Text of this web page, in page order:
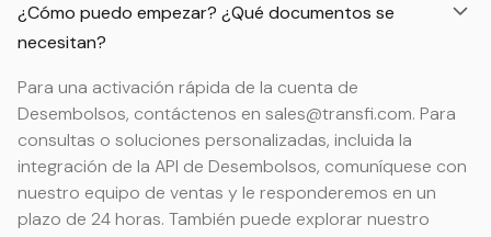
¿Cómo puedo empezar? ¿Qué documentos se
necesitan?
Para una activación rápida de la cuenta de
Desembolsos, contáctenos en sales@transfi.com. Para
consultas o soluciones personalizadas, incluida la
integración de la API de Desembolsos, comuníquese con
nuestro equipo de ventas y le responderemos en un
plazo de 24 horas. También puede explorar nuestro